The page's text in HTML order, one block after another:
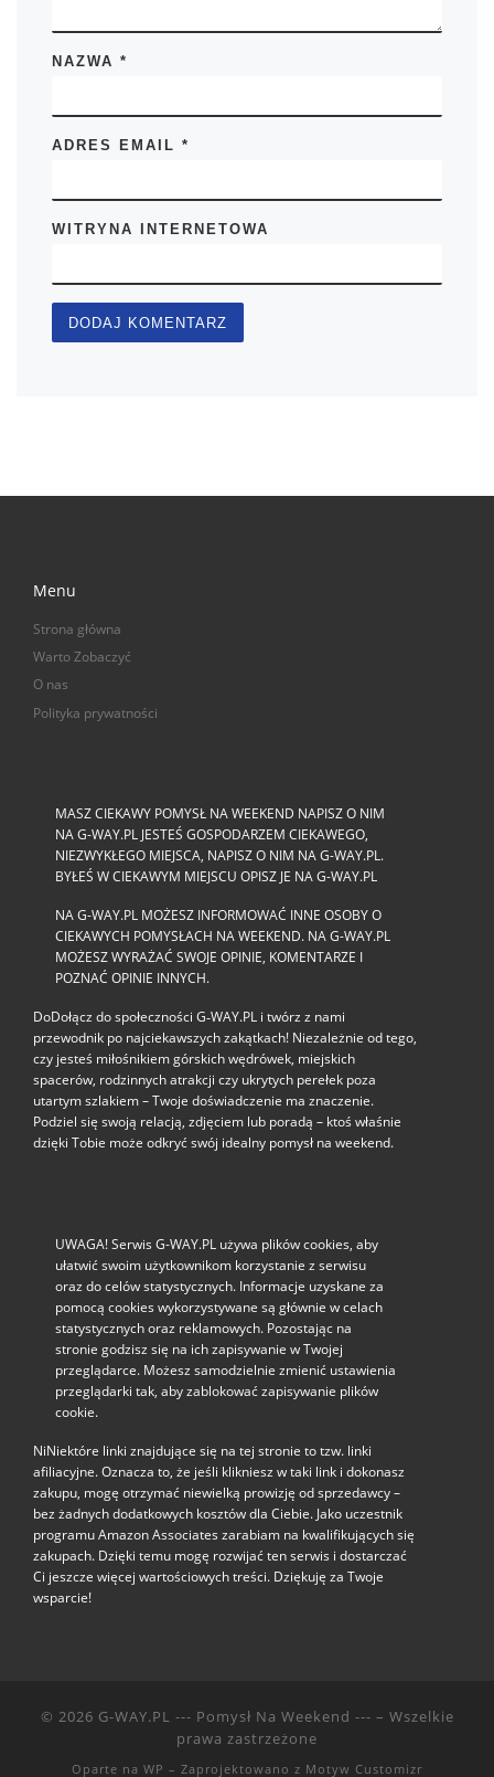
NAZWA*
ADRES EMAIL*
WITRYNA INTERNETOWA
Menu
Strona główna
Warto Zobaczyć
O nas
Polityka prywatności
MASZ CIEKAWY POMYSŁ NA WEEKEND NAPISZ O NIM
NA G-WAY.PL JESTEŚ GOSPODARZEM CIEKAWEGO,
NIEZWYKŁEGO MIEJSCA, NAPISZ O NIM NA G-WAY.PL.
BYŁEŚ W CIEKAWYM MIEJSCU OPISZ JE NA G-WAY.PL
NA G-WAY.PL MOŻESZ INFORMOWAĆ INNE OSOBY O
CIEKAWYCH POMYSŁACH NA WEEKEND. NA G-WAY.PL
MOŻESZ WYRAŻAĆ SWOJE OPINIE, KOMENTARZE I
POZNAĆ OPINIE INNYCH.
DoDołącz do społeczności G‑WAY.PL i twórz z nami
przewodnik po najciekawszych zakątkach! Niezależnie od tego,
czy jesteś miłośnikiem górskich wędrówek, miejskich
spacerów, rodzinnych atrakcji czy ukrytych perełek poza
utartym szlakiem – Twoje doświadczenie ma znaczenie.
Podziel się swoją relacją, zdjęciem lub poradą – ktoś właśnie
dzięki Tobie może odkryć swój idealny pomysł na weekend.
UWAGA! Serwis G-WAY.PL używa plików cookies, aby
ułatwić swoim użytkownikom korzystanie z serwisu
oraz do celów statystycznych. Informacje uzyskane za
pomocą cookies wykorzystywane są głównie w celach
statystycznych oraz reklamowych. Pozostając na
stronie godzisz się na ich zapisywanie w Twojej
przeglądarce. Możesz samodzielnie zmienić ustawienia
przeglądarki tak, aby zablokować zapisywanie plików
cookie.
NiNiektóre linki znajdujące się na tej stronie to tzw. linki
afiliacyjne. Oznacza to, że jeśli klikniesz w taki link i dokonasz
zakupu, mogę otrzymać niewielką prowizję od sprzedawcy –
bez żadnych dodatkowych kosztów dla Ciebie. Jako uczestnik
programu Amazon Associates zarabiam na kwalifikujących się
zakupach. Dzięki temu mogę rozwijać ten serwis i dostarczać
Ci jeszcze więcej wartościowych treści. Dziękuję za Twoje
wsparcie!
© 2026 G-WAY.PL --- Pomysł Na Weekend --- – Wszelkie
prawa zastrzeżone
Oparte na WP – Zaprojektowano z Motyw Customizr